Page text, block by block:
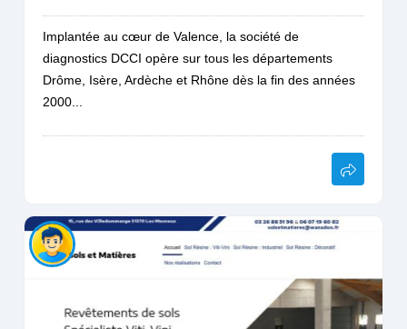
Implantée au cœur de Valence, la société de
diagnostics DCCI opère sur tous les départements
Drôme, Isère, Ardèche et Rhône dès la fin des années
2000...